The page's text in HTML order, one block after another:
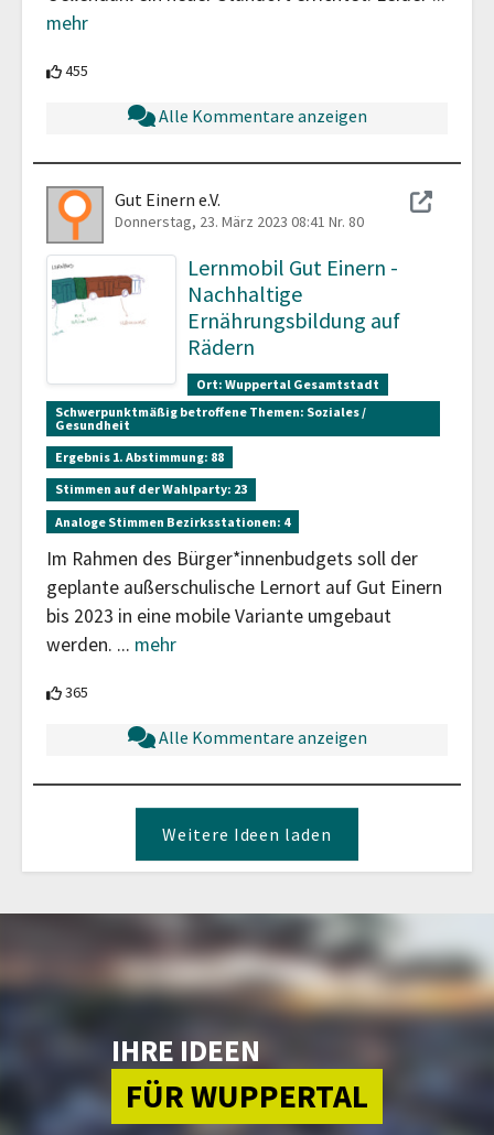
mehr
455
Alle Kommentare anzeigen
Gut Einern e.V.
Donnerstag, 23. März 2023 08:41 Nr. 80
Lernmobil Gut Einern -
Nachhaltige
Ernährungsbildung auf
Rädern
Ort: Wuppertal Gesamtstadt
Schwerpunktmäßig betroffene Themen: Soziales /
Gesundheit
Ergebnis 1. Abstimmung: 88
Stimmen auf der Wahlparty: 23
Analoge Stimmen Bezirksstationen: 4
Im Rahmen des Bürger*innenbudgets soll der
geplante außerschulische Lernort auf Gut Einern
bis 2023 in eine mobile Variante umgebaut
werden. ... mehr
365
Alle Kommentare anzeigen
Weitere Ideen laden
IHRE IDEEN
FÜR WUPPERTAL